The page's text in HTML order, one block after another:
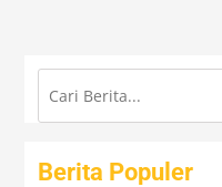
Cari
Berita Populer